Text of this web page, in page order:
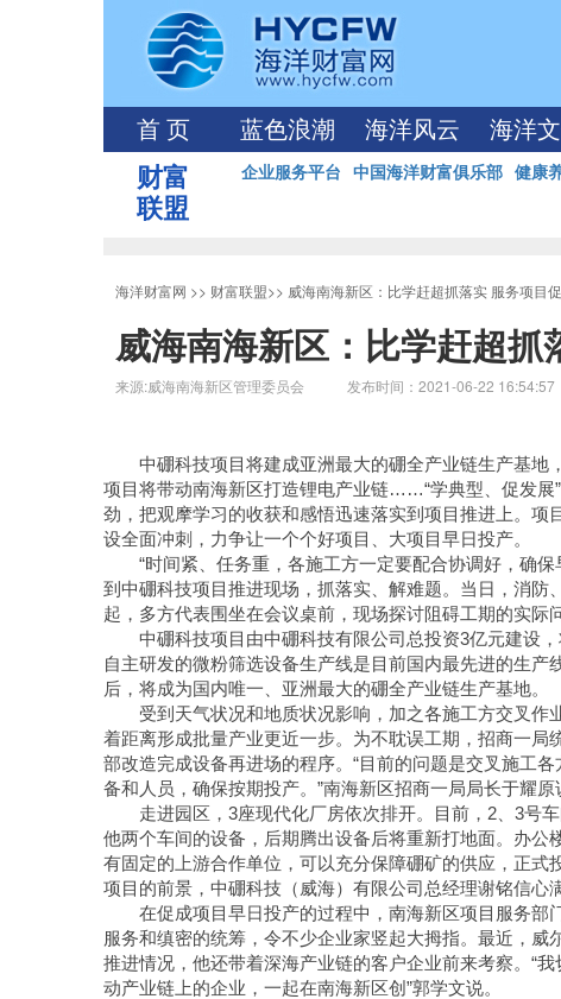
首 页 蓝色浪潮 海洋风云 海洋
财富
联盟
企业服务平台 中国海洋财富俱乐部 健康
海洋财富网 >> 财富联盟>> 威海南海新区：比学赶超抓落实 服务项目
威海南海新区：比学赶超抓
来源:威海南海新区管理委员会 发布时间：2021-06-22 16:54:57
中硼科技项目将建成亚洲最大的硼全产业链生产基地
项目将带动南海新区打造锂电产业链……“学典型、促发展
劲，把观摩学习的收获和感悟迅速落实到项目推进上。项
设全面冲刺，力争让一个个好项目、大项目早日投产。
“时间紧、任务重，各施工方一定要配合协调好，确
到中硼科技项目推进现场，抓落实、解难题。当日，消
起，多方代表围坐在会议桌前，现场探讨阻碍工期的实际
中硼科技项目由中硼科技有限公司总投资3亿元建设
自主研发的微粉筛选设备生产线是目前国内最先进的生
后，将成为国内唯一、亚洲最大的硼全产业链生产基地。
受到天气状况和地质状况影响，加之各施工方交叉
着距离形成批量产业更近一步。为不耽误工期，招商一
部改造完成设备再进场的程序。“目前的问题是交叉施工
备和人员，确保按期投产。”南海新区招商一局局长于耀原
走进园区，3座现代化厂房依次排开。目前，2、3号
他两个车间的设备，后期腾出设备后将重新打地面。办公
有固定的上游合作单位，可以充分保障硼矿的供应，正式
项目的前景，中硼科技（威海）有限公司总经理谢铭信心
在促成项目早日投产的过程中，南海新区项目服务
服务和缜密的统筹，令不少企业家竖起大拇指。最近，
推进情况，他还带着深海产业链的客户企业前来考察。“
动产业链上的企业，一起在南海新区创”郭学文说。